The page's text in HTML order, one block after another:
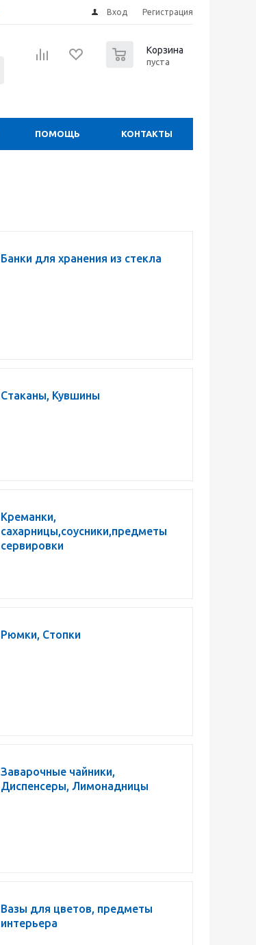
Вход Регистрация
Корзина
пуста
ПОМОЩЬ КОНТАКТЫ
Банки для хранения из стекла
Стаканы, Кувшины
Креманки,
сахарницы,соусники,предметы
сервировки
Рюмки, Стопки
Заварочные чайники,
Диспенсеры, Лимонадницы
Вазы для цветов, предметы
интерьера